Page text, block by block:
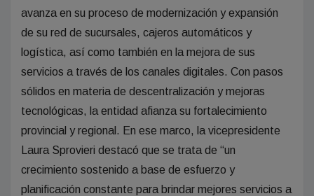
avanza en su proceso de modernización y expansión
de su red de sucursales, cajeros automáticos y
logística, así como también en la mejora de sus
servicios a través de los canales digitales. Con pasos
sólidos en materia de descentralización y mejoras
tecnológicas, la entidad afianza su fortalecimiento
provincial y regional. En ese marco, la vicepresidente
Laura Sprovieri destacó que se trata de “un
crecimiento sostenido a base de esfuerzo y
planificación constante para brindar mejores servicios a